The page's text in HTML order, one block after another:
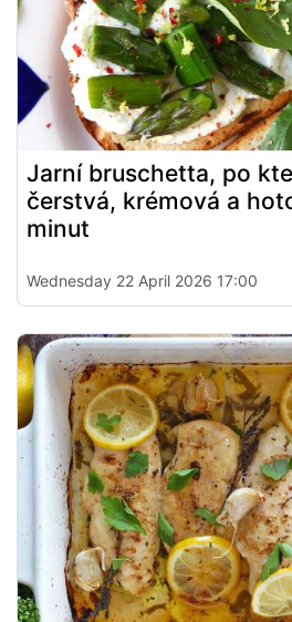
Jarní bruschetta, po
čerstvá, krémová a
minut
Wednesday 22 April 2026 17:00